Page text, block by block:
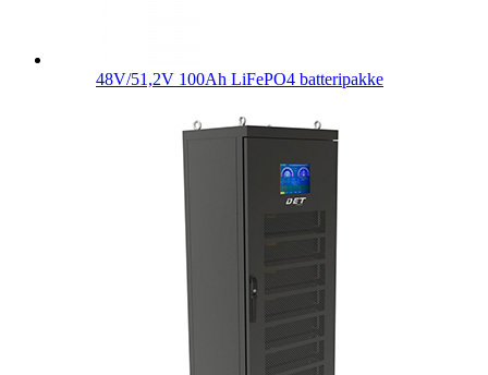
48V/51,2V 100Ah LiFePO4 batteripakke